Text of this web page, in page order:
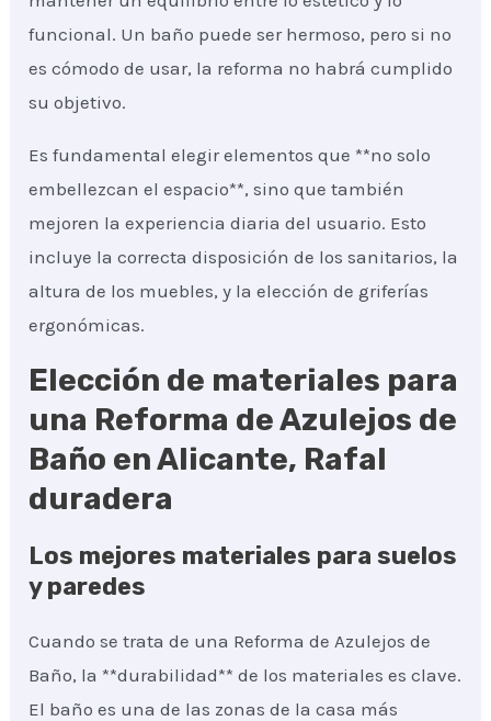
funcional. Un baño puede ser hermoso, pero si no
es cómodo de usar, la reforma no habrá cumplido
su objetivo.
Es fundamental elegir elementos que **no solo
embellezcan el espacio**, sino que también
mejoren la experiencia diaria del usuario. Esto
incluye la correcta disposición de los sanitarios, la
altura de los muebles, y la elección de griferías
ergonómicas.
Elección de materiales para
una Reforma de Azulejos de
Baño en Alicante, Rafal
duradera
Los mejores materiales para suelos
y paredes
Cuando se trata de una Reforma de Azulejos de
Baño, la **durabilidad** de los materiales es clave.
El baño es una de las zonas de la casa más